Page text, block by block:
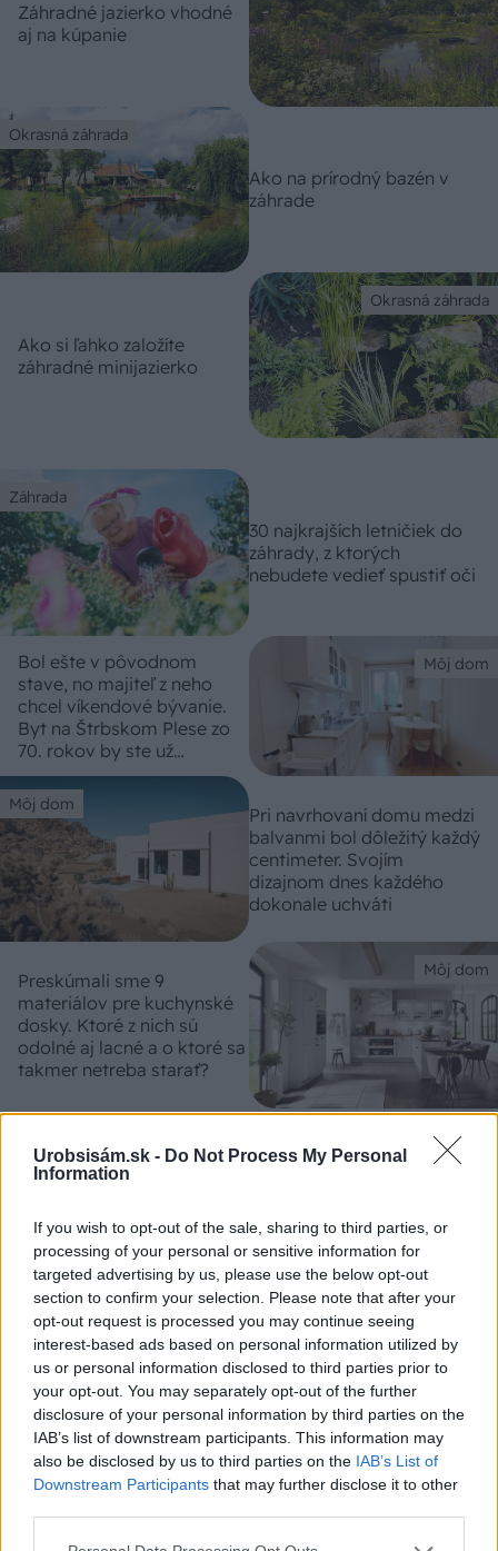
Urobsisám.sk - Do Not Process My Personal
Information
If you wish to opt-out of the sale, sharing to third parties, or
processing of your personal or sensitive information for
targeted advertising by us, please use the below opt-out
section to confirm your selection. Please note that after your
opt-out request is processed you may continue seeing
interest-based ads based on personal information utilized by
us or personal information disclosed to third parties prior to
your opt-out. You may separately opt-out of the further
disclosure of your personal information by third parties on the
IAB’s list of downstream participants. This information may
also be disclosed by us to third parties on the IAB’s List of
Downstream Participants that may further disclose it to other
Please note that this website/app uses one or more Google
Záhradné jazierko vhodné
aj na kúpanie
Okrasná záhrada
Ako na prírodný bazén v
záhrade
Okrasná záhrada
Ako si ľahko založíte
záhradné minijazierko
Záhrada
30 najkrajších letničiek do
záhrady, z ktorých
nebudete vedieť spustiť oči
Môj dom
Bol ešte v pôvodnom
stave, no majiteľ z neho
chcel víkendové bývanie.
Byt na Štrbskom Plese zo
70. rokov by ste už
nespoznali!
Môj dom
Pri navrhovaní domu medzi
balvanmi bol dôležitý každý
centimeter. Svojím
dizajnom dnes každého
dokonale uchváti
Môj dom
Preskúmali sme 9
materiálov pre kuchynské
dosky. Ktoré z nich sú
odolné aj lacné a o ktoré sa
takmer netreba starať?
KOMENTÁRE
Koicentrum
14. marca 2021 o 19:32
Prepáčte ale nemohol… Musím reagovať že článok je
napísaný úplne zle. Po 10rokoch musí byť biológia v
perfektnom stave výmena vody zlikviduje celú
rovnováhu. Treba dať poriadne filtre spraviť kvalitný
návrh rozloženia jazierka a pravidelnú údržbu… Je
toho veľa ale rozhodne nie to čo je v článku…
Odpovedať